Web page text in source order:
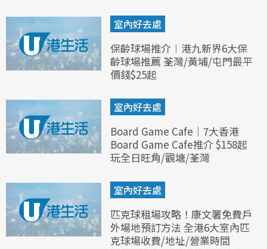
室內好去處
保齡球場推介︱港九新界6大保
齡球場推薦 荃灣/黃埔/屯門最平
價錢$25起
室內好去處
Board Game Cafe｜7大香港
Board Game Cafe推介 $158起
玩全日旺角/觀塘/荃灣
室內好去處
匹克球租場攻略！康文署免費戶
外場地預訂方法 全港6大室內匹
克球場收費/地址/營業時間